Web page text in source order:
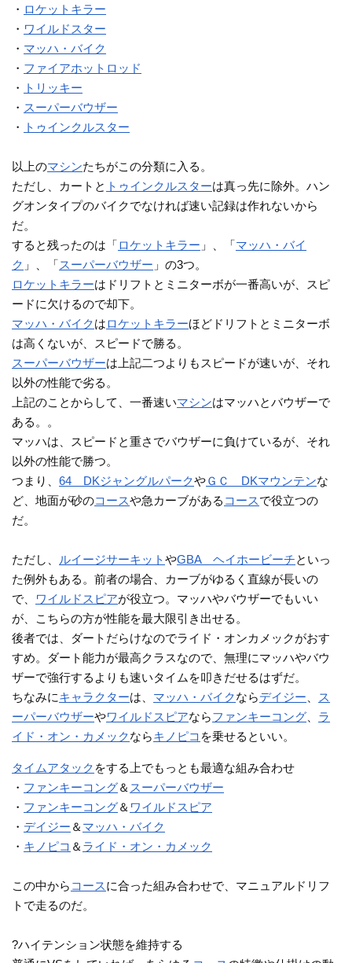
・ ロケットキラー
・ ワイルドスター
・ マッハ・バイク
・ ファイアホットロッド
・
トリッキー
・ スーパーバウザー
・
トゥインクルスター
以上のマシンたちがこの分類に入る。
ただし、カートと トゥインクルスターは真っ先に除外。ハン
グオンタイプのバイクでなければ速い記録は作れないから
だ。
すると残ったのは「ロケットキラー 」、「マッハ・バイ
ク 」、「スーパーバウザー 」の3つ。
ロケットキラーはドリフトとミニターボが一番高いが、スピ
ードに欠けるので却下。
マッハ・バイクはロケットキラーほどドリフトとミニターボ
は高くないが、スピードで勝る。
スーパーバウザーは上記二つよりもスピードが速いが、それ
以外の性能で劣る。
上記のことからして、一番速いマシンはマッハとバウザーで
ある。。
マッハは、スピードと重さでバウザーに負けているが、それ
以外の性能で勝つ。
つまり、64 DKジャングルパークやＧＣ DKマウンテンな
ど、地面が砂のコースや急カーブがある コースで役立つの
だ。
ただし、 ルイージサーキットやGBA ヘイホービーチといっ
た例外もある。前者の場合、カーブがゆるく直線が長いの
で、
ワイルドスピアが役立つ。マッハやバウザーでもいい
が、こちらの方が性能を最大限引き出せる。
後者では、ダートだらけなのでライド・オンカメックがおす
すめ。ダート能力が最高クラスなので、無理にマッハやバウ
ザーで強行するよりも速いタイムを叩きだせるはずだ。
ちなみにキャラクターは、 マッハ・バイクならデイジー
ス
ーパーバウザーやワイルドスピアならファンキーコング
ラ
イド・オン・カメックならキノピコ を乗せるといい。
タイムアタック をする上でもっとも最適な組み合わせ
・ ファンキーコング＆ スーパーバウザー
・ ファンキーコング＆ ワイルドスピア
・ デイジー ＆ マッハ・バイク
・ キノピコ ＆ ライド・オン・カメック
この中から コースに合った組み合わせで、マニュアルドリフ
トで走るのだ。
?ハイテンション状態を維持する